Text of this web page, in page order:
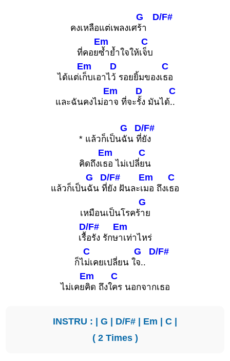
คงเหลือแต่เพลงเศ
G
ร้า
D/F#
ที่คอย
Em
ซ้ำย้ำใจให้เ
C
จ็บ
ได้แต่เ
Em
ก็บเอาไ
D
ว้ รอยยิ้มของเ
C
ธอ
และฉันคงไม่อ
Em
าจ ที่จะ
D
รั้ง มันได้
C
..
* แล้วก็เป็น
G
ฉัน ที่
D/F#
ยัง
คิดถึงเ
Em
ธอ ไม่เปลี่
C
ยน
แล้วก็เป็น
G
ฉัน ที่
D/F#
ยัง ฝันละเ
Em
มอ ถึงเ
C
ธอ
เหมือนเป็นโรคร้
G
าย
เรื้
D/F#
อรัง รักษ
Em
าเท่าไหร่
ก็ไ
C
ม่เคยเปลี่ยน ใ
G
จ..
D/F#
ไม่เคย
Em
คิด ถึงใ
C
คร นอกจากเธอ
INSTRU : | G | D/F# | Em | C |
( 2 Times )